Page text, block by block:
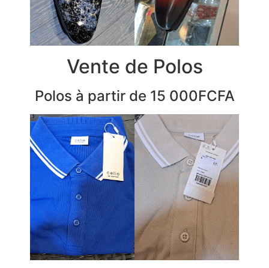
Vente de Polos
Polos à partir de 15 000FCFA